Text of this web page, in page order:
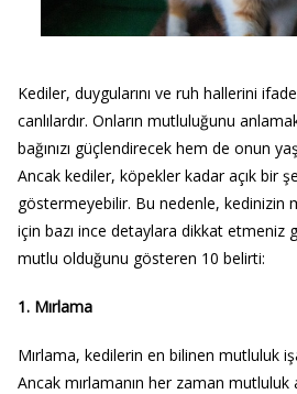
Kediler, duygularını ve ruh hallerini
canlılardır. Onların mutluluğunu
bağınızı güçlendirecek hem de onun
Ancak kediler, köpekler kadar açık bir
göstermeyebilir. Bu nedenle, kedinizin
için bazı ince detaylara dikkat etmeniz
mutlu olduğunu gösteren 10 belirti:
1. Mırlama
Mırlama, kedilerin en bilinen mutluluk
Ancak mırlamanın her zaman mutluluk